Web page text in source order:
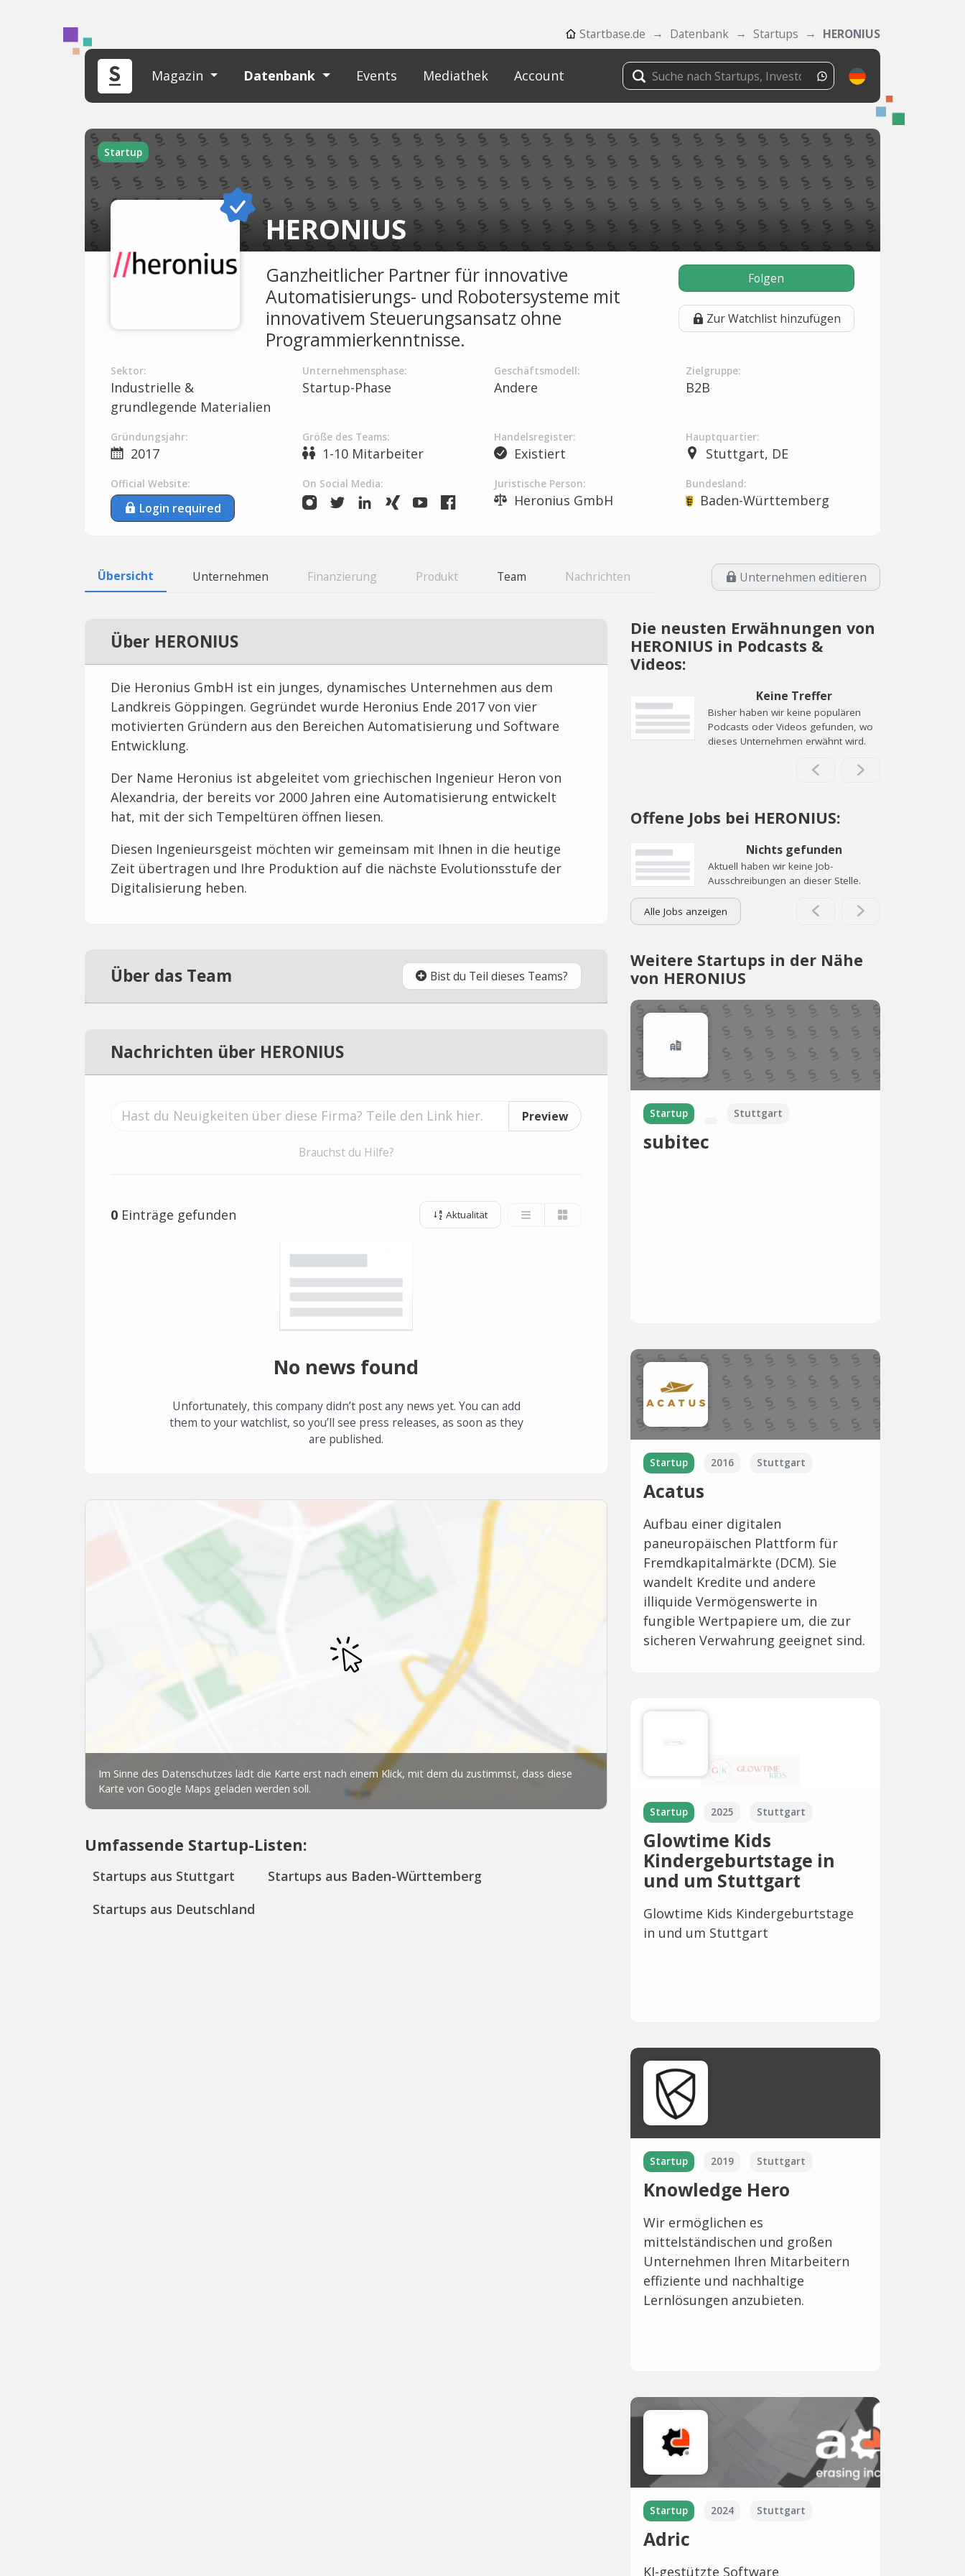
Startbase.de Datenbank Startups HERONIUS
Magazin Datenbank Events Mediathek Account
Startup
HERONIUS
Ganzheitlicher Partner für innovative
Automatisierungs- und Robotersysteme mit
innovativem Steuerungsansatz ohne
Programmierkenntnisse.
Folgen
Zur Watchlist hinzufügen
Sektor:
Industrielle &
grundlegende Materialien
Unternehmensphase:
Startup-Phase
Geschäftsmodell:
Andere
Zielgruppe:
B2B
Gründungsjahr:
2017
Größe des Teams:
1-10 Mitarbeiter
Handelsregister:
Existiert
Hauptquartier:
Stuttgart, DE
Official Website:
Login required
On Social Media: Juristische Person:
Heronius GmbH
Bundesland:
Baden-Württemberg
Übersicht Unternehmen Finanzierung Produkt Team Nachrichten Unternehmen editieren
Über HERONIUS
Die Heronius GmbH ist ein junges, dynamisches Unternehmen aus dem
Landkreis Göppingen. Gegründet wurde Heronius Ende 2017 von vier
motivierten Gründern aus den Bereichen Automatisierung und Software
Entwicklung.
Der Name Heronius ist abgeleitet vom griechischen Ingenieur Heron von
Alexandria, der bereits vor 2000 Jahren eine Automatisierung entwickelt
hat, mit der sich Tempeltüren öffnen liesen.
Diesen Ingenieursgeist möchten wir gemeinsam mit Ihnen in die heutige
Zeit übertragen und Ihre Produktion auf die nächste Evolutionsstufe der
Digitalisierung heben.
Über das Team Bist du Teil dieses Teams?
Nachrichten über HERONIUS
Preview
Brauchst du Hilfe?
0 Einträge gefunden Aktualität
No news found
Unfortunately, this company didn’t post any news yet. You can add
them to your watchlist, so you’ll see press releases, as soon as they
are published.
Umfassende Startup-Listen:
Startups aus Stuttgart
Startups aus Baden-Württemberg
Startups aus Deutschland
Die neusten Erwähnungen von
HERONIUS in Podcasts &
Videos:
Keine Treffer
Bisher haben wir keine populären
Podcasts oder Videos gefunden, wo
dieses Unternehmen erwähnt wird.
Offene Jobs bei HERONIUS:
Nichts gefunden
Aktuell haben wir keine Job-
Ausschreibungen an dieser Stelle.
Alle Jobs anzeigen
Weitere Startups in der Nähe
von HERONIUS
Startup Stuttgart
subitec
Startup 2016 Stuttgart
Acatus
Aufbau einer digitalen
paneuropäischen Plattform für
Fremdkapitalmärkte (DCM). Sie
wandelt Kredite und andere
illiquide Vermögenswerte in
fungible Wertpapiere um, die zur
sicheren Verwahrung geeignet sind.
Startup 2025 Stuttgart
Glowtime Kids
Kindergeburtstage in
und um Stuttgart
Glowtime Kids Kindergeburtstage
in und um Stuttgart
Startup 2019 Stuttgart
Knowledge Hero
Wir ermöglichen es
mittelständischen und großen
Unternehmen Ihren Mitarbeitern
effiziente und nachhaltige
Lernlösungen anzubieten.
Startup 2024 Stuttgart
Adric
KI-gestützte Software